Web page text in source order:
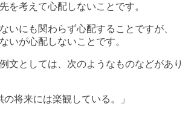
を考えて心配しないことです。
いにも関わらず心配することですが、
いが心配しないことです。
文としては、次のようなものなどがあり
の将来には楽観している。」